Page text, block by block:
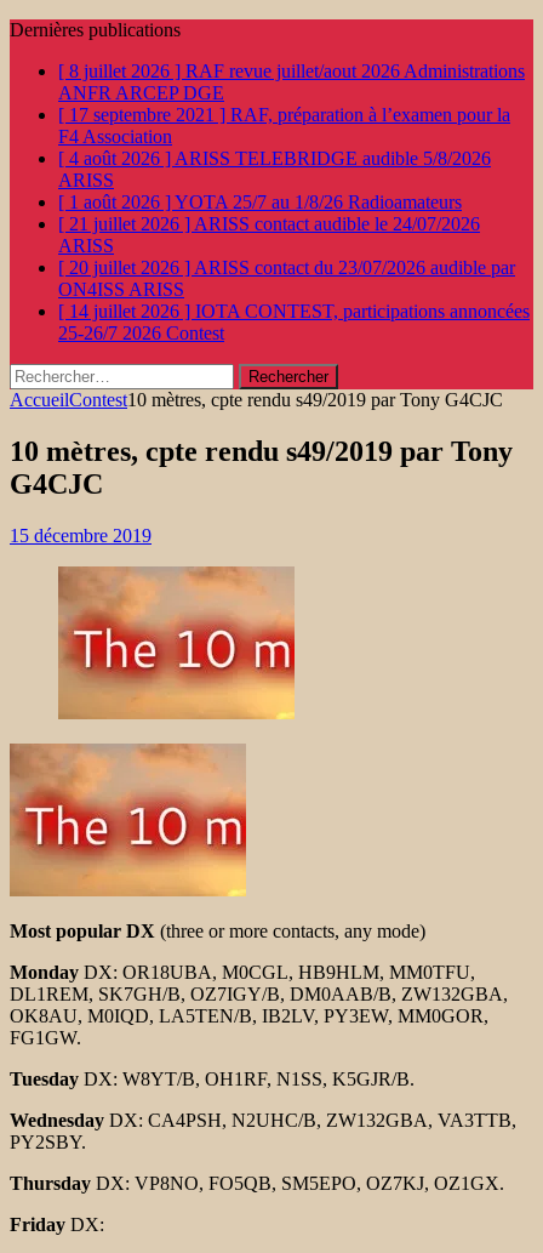
Dernières publications
[ 8 juillet 2026 ] RAF revue juillet/aout 2026 Administrations
ANFR ARCEP DGE
[ 17 septembre 2021 ] RAF, préparation à l’examen pour la
F4 Association
[ 4 août 2026 ] ARISS TELEBRIDGE audible 5/8/2026
ARISS
[ 1 août 2026 ]YOTA 25/7 au 1/8/26 Radioamateurs
[ 21 juillet 2026 ] ARISS contact audible le 24/07/2026
ARISS
[ 20 juillet 2026 ] ARISS contact du 23/07/2026 audible par
ON4ISS ARISS
[ 14 juillet 2026 ] IOTA CONTEST, participations annoncées
25-26/7 2026 Contest
Rechercher :
AccueilContest10 mètres, cpte rendu s49/2019 par Tony G4CJC
10 mètres, cpte rendu s49/2019 par Tony
G4CJC
15 décembre 2019
Most popular DX (three or more contacts, any mode)
Monday DX: OR18UBA, M0CGL, HB9HLM, MM0TFU,
DL1REM, SK7GH/B, OZ7IGY/B, DM0AAB/B, ZW132GBA,
OK8AU, M0IQD, LA5TEN/B, IB2LV, PY3EW, MM0GOR,
FG1GW.
Tuesday DX: W8YT/B, OH1RF, N1SS, K5GJR/B.
Wednesday DX: CA4PSH, N2UHC/B, ZW132GBA, VA3TTB,
PY2SBY.
Thursday DX: VP8NO, FO5QB, SM5EPO, OZ7KJ, OZ1GX.
Friday DX: